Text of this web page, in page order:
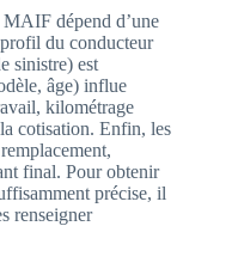
dépend d’une
du conducteur
sinistre) est
âge) influe
kilométrage
cotisation. Enfin, les
final. Pour obtenir
précise, il
renseigner